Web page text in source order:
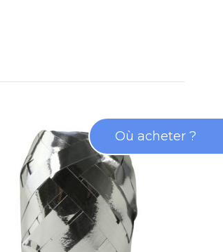
Où acheter ?